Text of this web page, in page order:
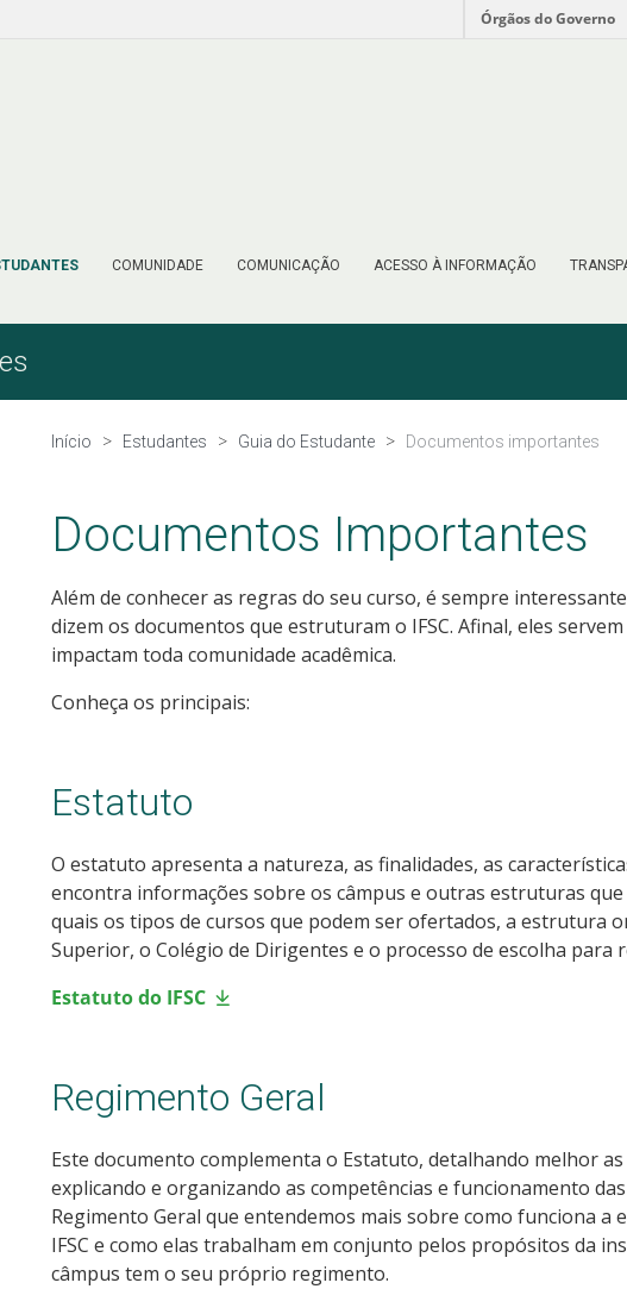
Órgãos do Governo
COMUNIDADE COMUNICAÇÃO ACESSO À INFORMAÇÃO
Início Estudantes Guia do Estudante Documentos importantes
Documentos Importantes
Além de conhecer as regras do seu curso, é sempre
dizem os documentos que estruturam o IFSC. Afinal, eles
impactam toda comunidade acadêmica.
Conheça os principais:
Estatuto
O estatuto apresenta a natureza, as finalidades, as
encontra informações sobre os câmpus e outras estruturas
quais os tipos de cursos que podem ser ofertados, a estrutura
Superior, o Colégio de Dirigentes e o processo de escolha para
Estatuto do IFSC
Regimento Geral
Este documento complementa o Estatuto, detalhando melhor
explicando e organizando as competências e funcionamento
Regimento Geral que entendemos mais sobre como funciona a
IFSC e como elas trabalham em conjunto pelos propósitos da
câmpus tem o seu próprio regimento.